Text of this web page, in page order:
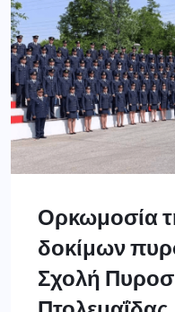
Ορκωμοσία
δοκίμων
Σχολή